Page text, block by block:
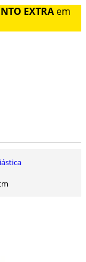
EXTRA em